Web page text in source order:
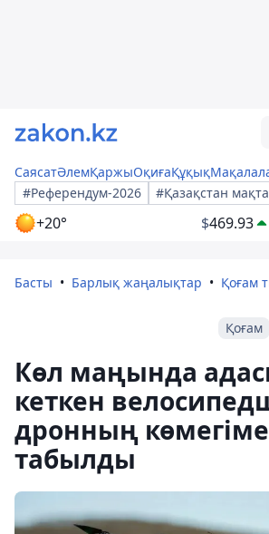
СаясатӘлемҚаржыОқиғаҚұқық
#Референдум-2026
#Қазақстан
+20° $469.93
Басты Барлық жаңалықтар Қоғам
Қоғам
Көл маңында
кеткен
дронның
табылды